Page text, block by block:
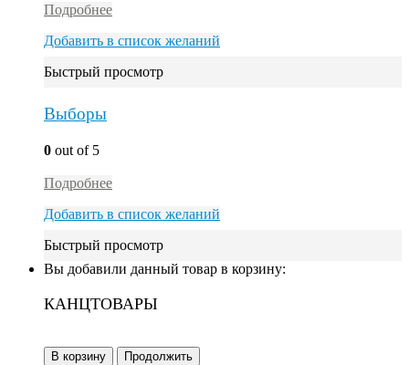
Подробнее
Добавить в список желаний
Быстрый просмотр
Выборы
0 out of 5
Подробнее
Добавить в список желаний
Быстрый просмотр
Вы добавили данный товар в корзину:
КАНЦТОВАРЫ
В корзину Продолжить